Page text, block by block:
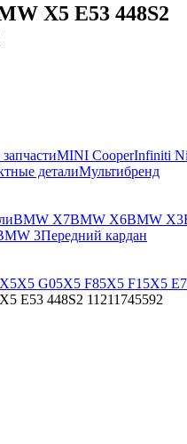
X5 E53 448S2
MINI CooperInfiniti
деталиМультибренд
BMW X7BMW X6BMW X3
3Передний кардан
X5 G05X5 F85X5 F15X5
E53 448S2 11211745592